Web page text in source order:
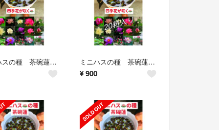
ミニハスの種 茶碗蓮 ハスの種 混色屋内外植付け可能 お得な値段設定 10粒入り ミニハスの種 茶碗蓮 ハスの種 混色屋内外植付け可能 お得な値段設定 20粒入り
¥900